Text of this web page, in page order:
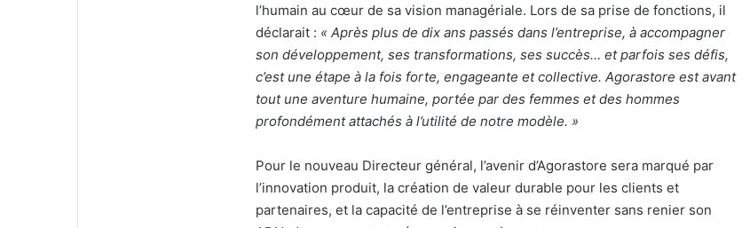
l’humain au cœur de sa vision managériale. Lors de sa prise de fonctions, il
déclarait : « Après plus de dix ans passés dans l’entreprise, à accompagner
son développement, ses transformations, ses succès… et parfois ses défis,
c’est une étape à la fois forte, engageante et collective. Agorastore est avant
tout une aventure humaine, portée par des femmes et des hommes
profondément attachés à l’utilité de notre modèle. »
Pour le nouveau Directeur général, l’avenir d’Agorastore sera marqué par
l’innovation produit, la création de valeur durable pour les clients et
partenaires, et la capacité de l’entreprise à se réinventer sans renier son